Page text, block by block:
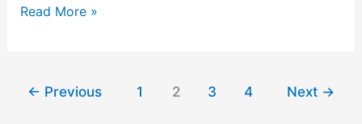
外
界
Read More »
← Previous 1 2 3 4 Next →